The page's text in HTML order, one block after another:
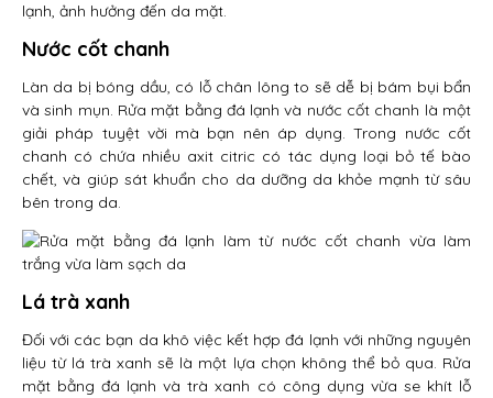
lạnh, ảnh hưởng đến da mặt.
Nước cốt chanh
Làn da bị bóng dầu, có lỗ chân lông to sẽ dễ bị bám bụi bẩn
và sinh mụn. Rửa mặt bằng đá lạnh và nước cốt chanh là một
giải pháp tuyệt vời mà bạn nên áp dụng. Trong nước cốt
chanh có chứa nhiều axit citric có tác dụng loại bỏ tế bào
chết, và giúp sát khuẩn cho da dưỡng da khỏe mạnh từ sâu
bên trong da.
Lá trà xanh
Đối với các bạn da khô việc kết hợp đá lạnh với những nguyên
liệu từ lá trà xanh sẽ là một lựa chọn không thể bỏ qua. Rửa
mặt bằng đá lạnh và trà xanh có công dụng vừa se khít lỗ